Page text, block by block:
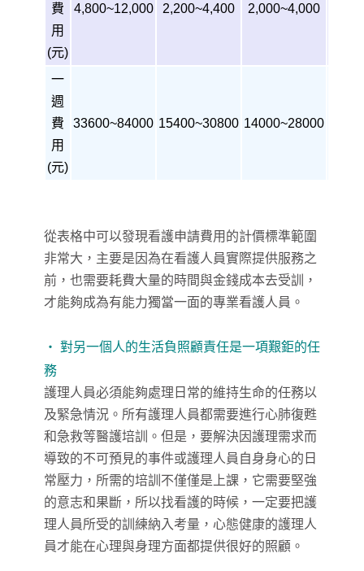
費
用
(元)
4,800~12,000 2,200~4,400 2,000~4,000
一
週
費
用
(元)
33600~84000 15400~30800 14000~28000
從表格中可以發現看護申請費用的計價標準範圍
非常大，主要是因為在看護人員實際提供服務之
前，也需要耗費大量的時間與金錢成本去受訓，
才能夠成為有能力獨當一面的專業看護人員。
‧ 對另一個人的生活負照顧責任是一項艱鉅的任
務
護理人員必須能夠處理日常的維持生命的任務以
及緊急情況。所有護理人員都需要進行心肺復甦
和急救等醫護培訓。但是，要解決因護理需求而
導致的不可預見的事件或護理人員自身身心的日
常壓力，所需的培訓不僅僅是上課，它需要堅強
的意志和果斷，所以找看護的時候，一定要把護
理人員所受的訓練納入考量，心態健康的護理人
員才能在心理與身理方面都提供很好的照顧。